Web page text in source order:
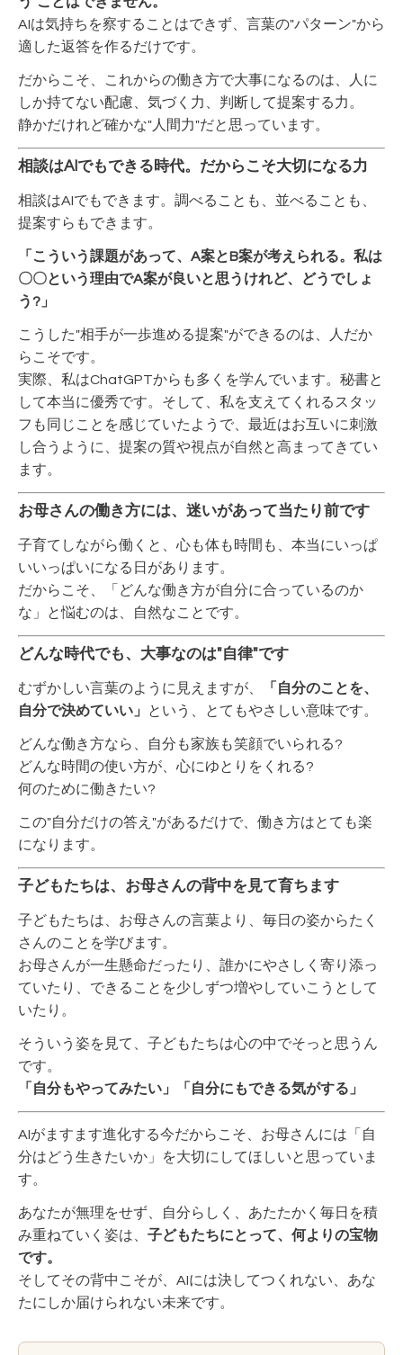
AIは気持ちを察することはできず、言葉の"パターン"から
適した返答を作るだけです。
だからこそ、これからの働き方で大事になるのは、人に
しか持てない配慮、気づく力、判断して提案する力。
静かだけれど確かな"人間力"だと思っています。
相談はAIでもできる時代。だからこそ大切になる力
相談はAIでもできます。調べることも、並べることも、
提案すらもできます。
「こういう課題があって、A案とB案が考えられる。私は
〇〇という理由でA案が良いと思うけれど、どうでしょ
う?」
こうした"相手が一歩進める提案"ができるのは、人だか
らこそです。
実際、私はChatGPTからも多くを学んでいます。秘書と
して本当に優秀です。そして、私を支えてくれるスタッ
フも同じことを感じていたようで、最近はお互いに刺激
し合うように、提案の質や視点が自然と高まってきてい
ます。
お母さんの働き方には、迷いがあって当たり前です
子育てしながら働くと、心も体も時間も、本当にいっぱ
いいっぱいになる日があります。
だからこそ、「どんな働き方が自分に合っているのか
な」と悩むのは、自然なことです。
どんな時代でも、大事なのは"自律"です
むずかしい言葉のように見えますが、
「自分のことを、
自分で決めていい」
という、とてもやさしい意味です。
どんな働き方なら、自分も家族も笑顔でいられる?
どんな時間の使い方が、心にゆとりをくれる?
何のために働きたい?
この"自分だけの答え"があるだけで、働き方はとても楽
になります。
子どもたちは、お母さんの背中を見て育ちます
子どもたちは、お母さんの言葉より、毎日の姿からたく
さんのことを学びます。
お母さんが一生懸命だったり、誰かにやさしく寄り添っ
ていたり、できることを少しずつ増やしていこうとして
いたり。
そういう姿を見て、子どもたちは心の中でそっと思うん
です。
「自分もやってみたい」「自分にもできる気がする」
AIがますます進化する今だからこそ、お母さんには「自
分はどう生きたいか」を大切にしてほしいと思っていま
す。
あなたが無理をせず、自分らしく、あたたかく毎日を積
み重ねていく姿は、 子どもたちにとって、何よりの宝物
です。
そしてその背中こそが、AIには決してつくれない、あな
たにしか届けられない未来です。